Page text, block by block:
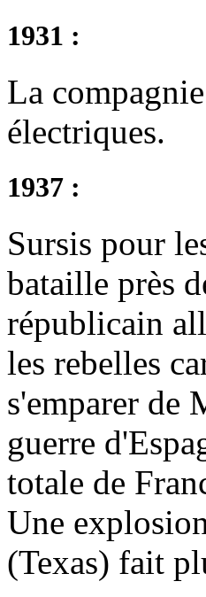
1931 :
La
électriques.
1937 :
Sursis pour
bataille près
républicain
les rebelles
s'emparer de
guerre
totale de
Une
(Texas) fait